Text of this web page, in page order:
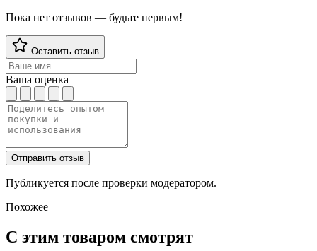
Пока нет отзывов — будьте первым!
Оставить отзыв
Ваша оценка
Отправить отзыв
Публикуется после проверки модератором.
Похожее
С этим товаром смотрят